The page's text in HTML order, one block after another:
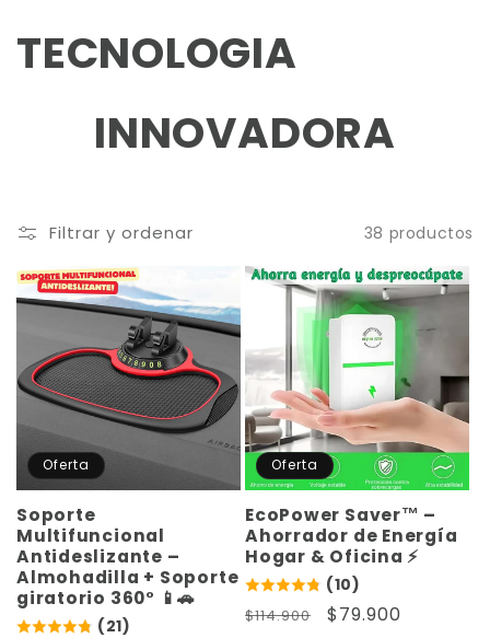
al contenido
C
e
c
c
i
ó
n
:
TECNOLOGIA
INNOVADORA
Filtrar y ordenar 38 productos
Oferta
Soporte
Multifuncional
Antideslizante –
Almohadilla + Soporte
giratorio 360° 📱🚗
(21)
Oferta
EcoPower Saver™ –
Ahorrador de Energía
Hogar & Oficina ⚡
(10)
Precio
$114.900
Precio
$79.900